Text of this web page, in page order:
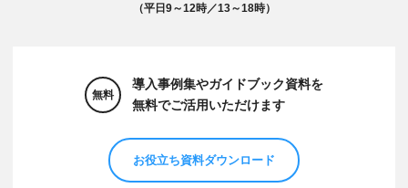
（平日9～12時／13～18時）
無料
導入事例集やガイドブック資料を
無料でご活用いただけます
お役立ち資料ダウンロード